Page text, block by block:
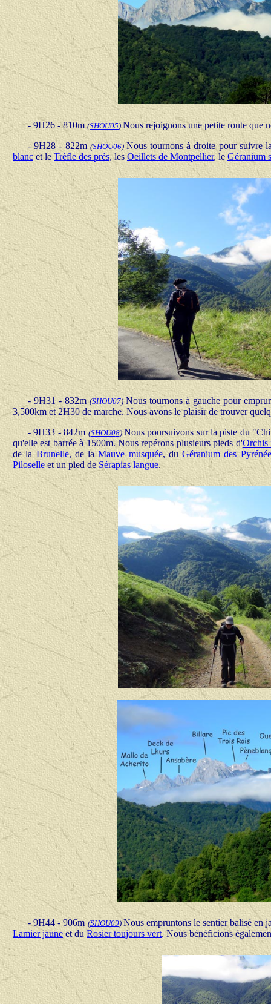
- 9H26 - 810m(SHOU05)Nous rejoignons une petite route que
- 9H28 - 822m (SHOU06)Nous tournons à droite pour suivre
blanc et leTrèfle des prés, lesOeillets de Montpellier, le Géranium
- 9H31 - 832m(SHOU07) Nous tournons à gauche pour
3,500km et 2H30 de marche. Nous avons le plaisir de trouver
- 9H33 - 842m(SHOU08)Nous poursuivons sur la piste du
qu'elle est barrée à 1500m. Nous repérons plusieurs pieds d'Orchis
de laBrunelle, de laMauve musquée, duGéranium des
Piloselle et un pied deSérapias langue.
- 9H44 - 906m(SHOU09)Nous empruntons le sentier balisé en
Lamier jauneet duRosier toujours vert. Nous bénéficions